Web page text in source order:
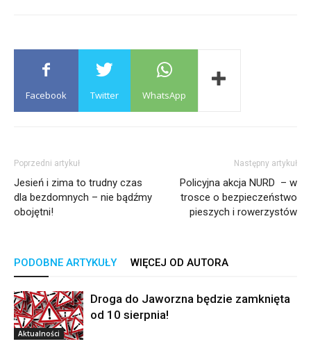
Facebook Twitter WhatsApp
Poprzedni artykuł
Jesień i zima to trudny czas
dla bezdomnych – nie bądźmy
obojętni!
Następny artykuł
Policyjna akcja NURD – w
trosce o bezpieczeństwo
pieszych i rowerzystów
PODOBNE ARTYKUŁY WIĘCEJ OD AUTORA
Aktualności
Droga do Jaworzna będzie zamknięta
od 10 sierpnia!